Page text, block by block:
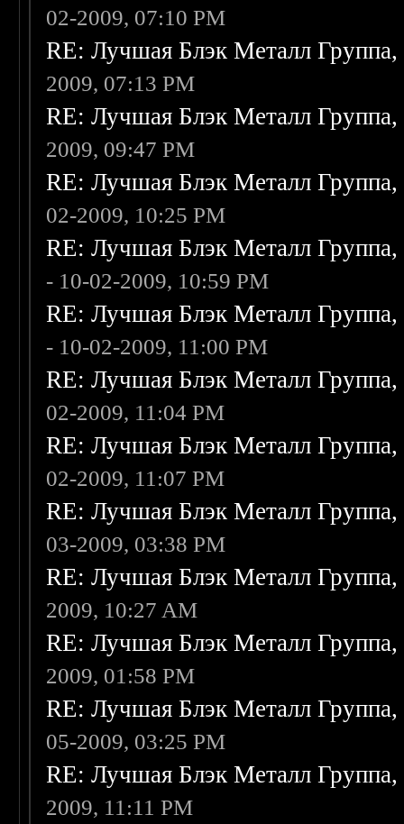
02-2009, 07:10 PM
RE: Лучшая Блэк Металл
2009, 07:13 PM
RE: Лучшая Блэк Металл
2009, 09:47 PM
RE: Лучшая Блэк Металл
02-2009, 10:25 PM
RE: Лучшая Блэк Металл
- 10-02-2009, 10:59 PM
RE: Лучшая Блэк Металл
- 10-02-2009, 11:00 PM
RE: Лучшая Блэк Металл
02-2009, 11:04 PM
RE: Лучшая Блэк Металл
02-2009, 11:07 PM
RE: Лучшая Блэк Металл
03-2009, 03:38 PM
RE: Лучшая Блэк Металл
2009, 10:27 AM
RE: Лучшая Блэк Металл
2009, 01:58 PM
RE: Лучшая Блэк Металл
05-2009, 03:25 PM
RE: Лучшая Блэк Металл
2009, 11:11 PM